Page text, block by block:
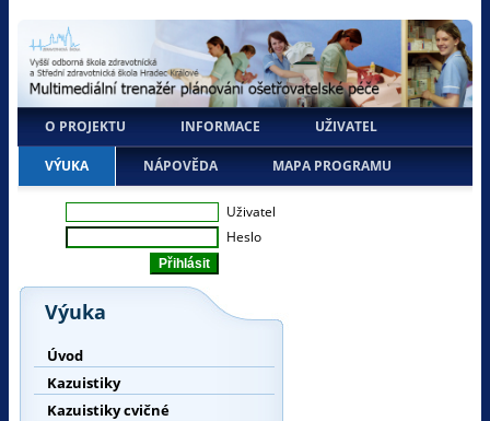
O PROJEKTU INFORMACE UŽIVATEL
VÝUKA NÁPOVĚDA MAPA PROGRAMU
Uživatel
Heslo
Výuka
Úvod
Kazuistiky
Kazuistiky cvičné